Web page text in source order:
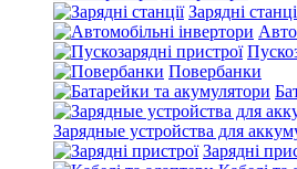
Зарядні
Повербанки
Зарядные устройства для
Зарядні